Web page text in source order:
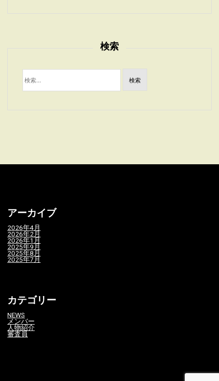
検索
検
索:
アーカイブ
2026年4月
2026年2月
2026年1月
2025年9月
2025年8月
2025年7月
カテゴリー
NEWS
メンバー
人物紹介
審査員